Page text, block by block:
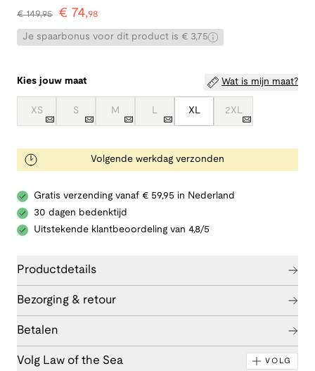
€149,95 € 74,98
Je spaarbonus voor dit product is € 3,75
Kies jouw maat Wat is mijn maat?
XS S M L XL 2XL
Volgende werkdag verzonden
Gratis verzending vanaf € 59,95 in Nederland
30 dagen bedenktijd
Uitstekende klantbeoordeling van 4,8/5
Productdetails
Bezorging & retour
Betalen
Volg Law of the Sea VOLG